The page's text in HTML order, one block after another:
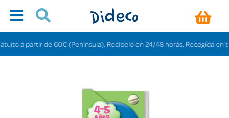
a partir de 60€ (Península). Recíbelo en 24/48 horas. Recogida en